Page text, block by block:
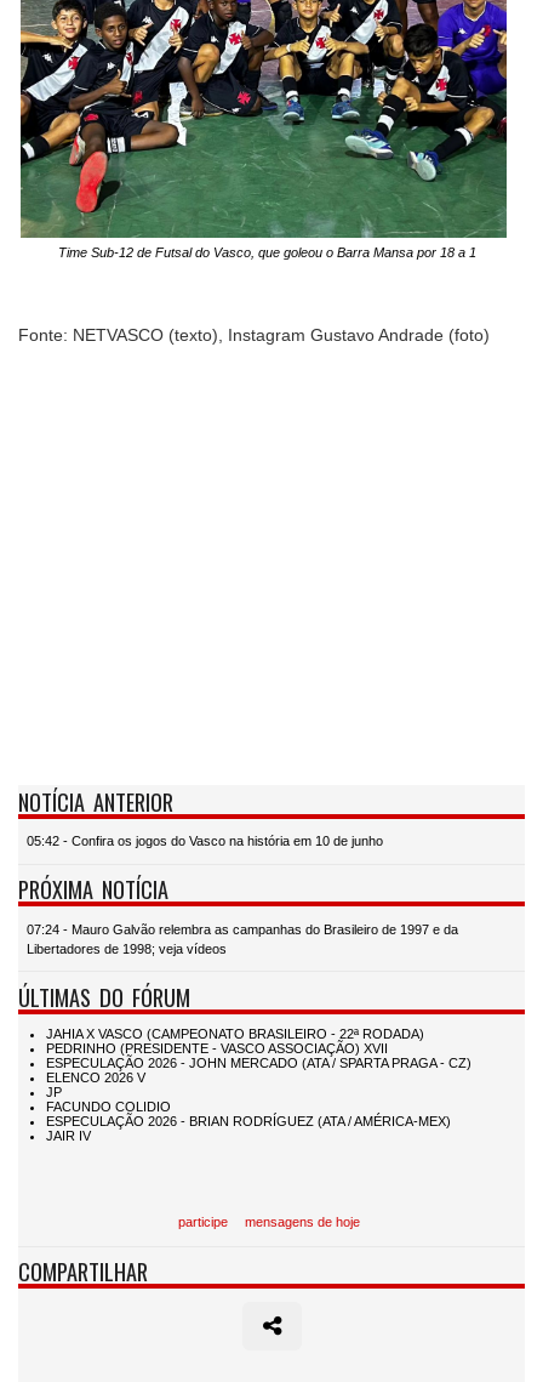
Time Sub-12 de Futsal do Vasco, que goleou o Barra Mansa por 18 a 1
Fonte: NETVASCO (texto), Instagram Gustavo Andrade (foto)
NOTÍCIA ANTERIOR
05:42 - Confira os jogos do Vasco na história em 10 de junho
PRÓXIMA NOTÍCIA
07:24 - Mauro Galvão relembra as campanhas do Brasileiro de 1997 e da
Libertadores de 1998; veja vídeos
ÚLTIMAS DO FÓRUM
participe mensagens de hoje
COMPARTILHAR